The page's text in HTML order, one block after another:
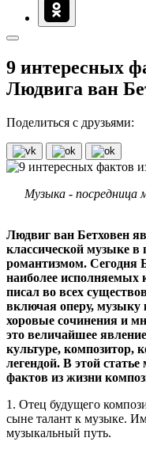
9 интересных
Людвига ван
Поделиться с друзьями:
Музыка -
Людвиг ван Бетховен
классической музыке
романтизмом. Сегодня
наиболее исполняемых
писал во всех
включая оперу, музыку
хоровые сочинения и
это величайшее
культуре, композитор,
легендой. В этой
фактов из жизни
1. Отец будущего
сыне талант к музыке.
музыкальный путь.